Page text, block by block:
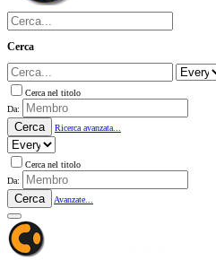
Cerca
Cerca nel titolo
Da:
Cerca Ricerca avanzata...
Cerca nel titolo
Da:
Cerca Avanzate...